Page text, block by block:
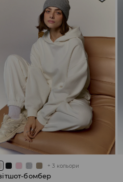
+3 кольори
бомбер